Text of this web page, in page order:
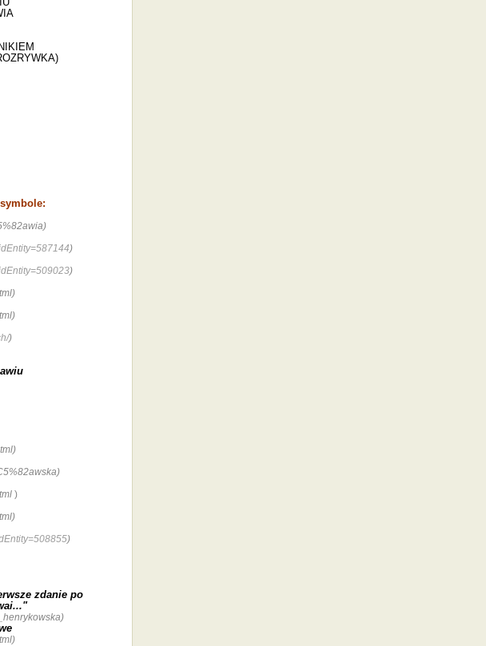
)
)
)
)
)
)
)
)
)
)
)
zdanie po
)
)